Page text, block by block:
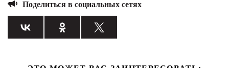
Поделиться в социальных сетях